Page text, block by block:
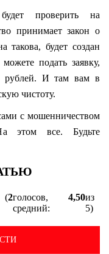
проверить на
принимает закон о
такова, будет создан
подать заявку,
рублей. И там вам в
чистоту.
с мошенничеством
этом все. Будьте
(2голосов,
средний:
4,50из
5)